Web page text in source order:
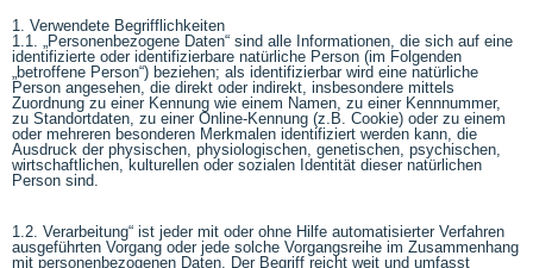
1. Verwendete Begrifflichkeiten
1.1. „Personenbezogene Daten“ sind alle Informationen, die sich auf eine
identifizierte oder identifizierbare natürliche Person (im Folgenden
„betroffene Person“) beziehen; als identifizierbar wird eine natürliche
Person angesehen, die direkt oder indirekt, insbesondere mittels
Zuordnung zu einer Kennung wie einem Namen, zu einer Kennnummer,
zu Standortdaten, zu einer Online-Kennung (z.B. Cookie) oder zu einem
oder mehreren besonderen Merkmalen identifiziert werden kann, die
Ausdruck der physischen, physiologischen, genetischen, psychischen,
wirtschaftlichen, kulturellen oder sozialen Identität dieser natürlichen
Person sind.
1.2. Verarbeitung“ ist jeder mit oder ohne Hilfe automatisierter Verfahren
ausgeführten Vorgang oder jede solche Vorgangsreihe im Zusammenhang
mit personenbezogenen Daten. Der Begriff reicht weit und umfasst